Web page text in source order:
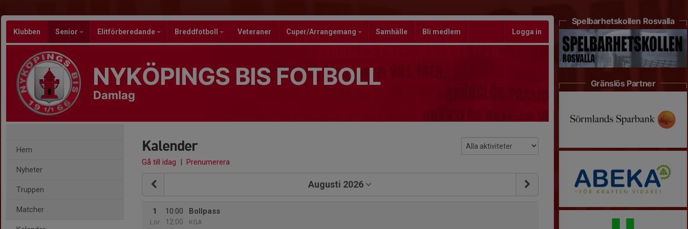
Klubben Senior Elitförberedande Breddfotboll Veteraner Cuper/Arrangemang Samhälle Bli medlem Logga in
NYKÖPINGS BIS FOTBOLL
Damlag
Hem
Nyheter
Truppen
Matcher
Kalender
Gå till idag | Prenumerera
Augusti 2026
1
Lör
10:00
12:00
Bollpass
KGA
Spelbarhetskollen Rosvalla
Gränslös Partner